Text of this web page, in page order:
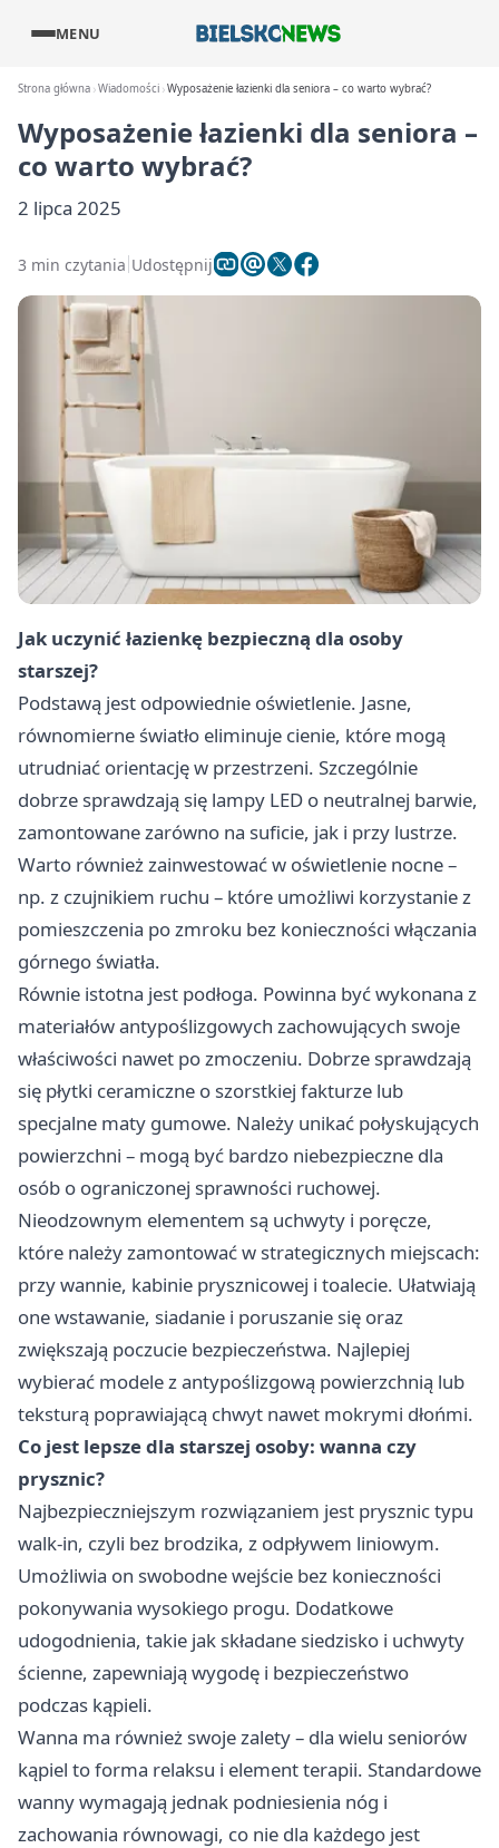
MENU
Strona główna Wiadomości Wyposażenie łazienki dla seniora – co warto wybrać?
Wyposażenie łazienki dla seniora –
co warto wybrać?
2 lipca 2025
3 min czytania Udostępnij
Jak uczynić łazienkę bezpieczną dla osoby
starszej?
Podstawą jest odpowiednie oświetlenie. Jasne,
równomierne światło eliminuje cienie, które mogą
utrudniać orientację w przestrzeni. Szczególnie
dobrze sprawdzają się lampy LED o neutralnej barwie,
zamontowane zarówno na suficie, jak i przy lustrze.
Warto również zainwestować w oświetlenie nocne –
np. z czujnikiem ruchu – które umożliwi korzystanie z
pomieszczenia po zmroku bez konieczności włączania
górnego światła.
Równie istotna jest podłoga. Powinna być wykonana z
materiałów antypoślizgowych zachowujących swoje
właściwości nawet po zmoczeniu. Dobrze sprawdzają
się płytki ceramiczne o szorstkiej fakturze lub
specjalne maty gumowe. Należy unikać połyskujących
powierzchni – mogą być bardzo niebezpieczne dla
osób o ograniczonej sprawności ruchowej.
Nieodzownym elementem są uchwyty i poręcze,
które należy zamontować w strategicznych miejscach:
przy wannie, kabinie prysznicowej i toalecie. Ułatwiają
one wstawanie, siadanie i poruszanie się oraz
zwiększają poczucie bezpieczeństwa. Najlepiej
wybierać modele z antypoślizgową powierzchnią lub
teksturą poprawiającą chwyt nawet mokrymi dłońmi.
Co jest lepsze dla starszej osoby: wanna czy
prysznic?
Najbezpieczniejszym rozwiązaniem jest prysznic typu
walk-in, czyli bez brodzika, z odpływem liniowym.
Umożliwia on swobodne wejście bez konieczności
pokonywania wysokiego progu. Dodatkowe
udogodnienia, takie jak składane siedzisko i uchwyty
ścienne, zapewniają wygodę i bezpieczeństwo
podczas kąpieli.
Wanna ma również swoje zalety – dla wielu seniorów
kąpiel to forma relaksu i element terapii. Standardowe
wanny wymagają jednak podniesienia nóg i
zachowania równowagi, co nie dla każdego jest